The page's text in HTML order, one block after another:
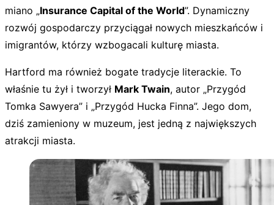
miano „Insurance Capital of the World”. Dynamiczny
rozwój gospodarczy przyciągał nowych mieszkańców i
imigrantów, którzy wzbogacali kulturę miasta.
Hartford ma również bogate tradycje literackie. To
właśnie tu żył i tworzył Mark Twain, autor „Przygód
Tomka Sawyera” i „Przygód Hucka Finna”. Jego dom,
dziś zamieniony w muzeum, jest jedną z największych
atrakcji miasta.